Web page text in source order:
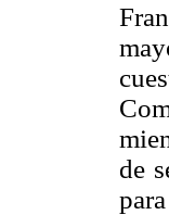
de